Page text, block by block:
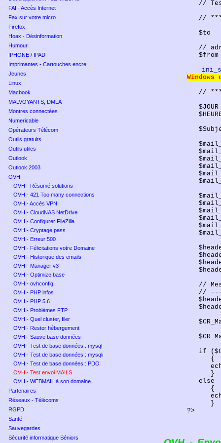
FAI - Accès Internet
Fax sur votre micro
Firefox
Hoax - Désinformation
Humour
IPHONE / IPAD
Imprimantes - Cartouches encre
Jeunes
Linux
Macbook
MALVOYANTS, DMLA
Montres connectées
Numericable
Opérateurs Télécom
Outils gratuits
Outils utiles
Outlook
Outlook 2003
OVH
OVH - Résumé solutions
OVH - 421 Too many connections
OVH - Accès VPN
OVH - CloudNAS NetDrive
OVH - Configurer FileZilla
OVH - Cryptage pass
OVH - Erreur 500
OVH - Félicitations votre Domaine
OVH - Historique des emails
OVH - Manager v3
OVH - Optimize base
OVH - ovhconfig
OVH - PHP infos
OVH - PHP 5.6
OVH - Problèmes FTP
OVH - Quel cluster, filer
OVH - Restor hébergement
OVH - Sauve base données
OVH - Test de base données : mysql
OVH - Test de base données : mysqli
OVH - Test de base données : PDO
OVH - Test envoi MAILS
OVH - WEBMAIL à son domaine
Partenaires
Réseaux - Télécoms
RGPD
Santé
Sauvegardes
Sécurité informatique Séniors
//
// ***
$to
//
$from
ini_
Windows
// ***
$JOUR
$
$
$
$
$
$
$
$
$
$
$
$
$
$
$
$
$
//
//
$
$
$
$
if ($
{
}
else
{
}
?>